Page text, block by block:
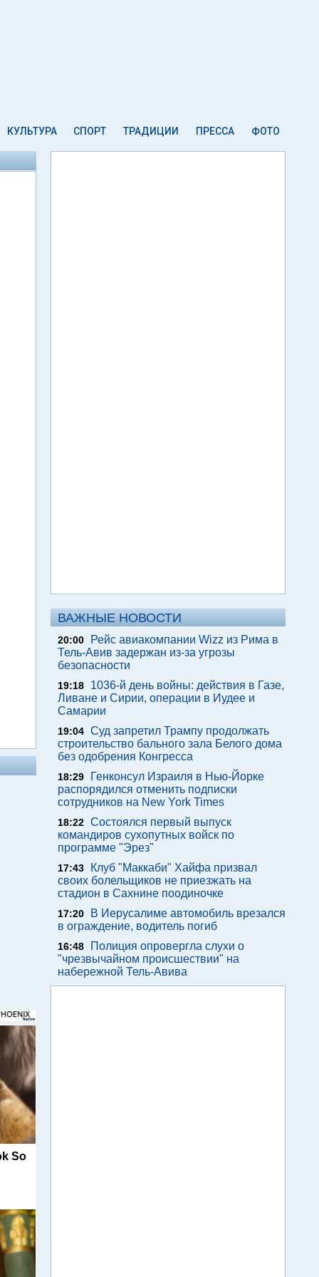
КУЛЬТУРА СПОРТ ТРАДИЦИИ ПРЕССА ФОТО
So
ВАЖНЫЕ НОВОСТИ
20:00
Рейс авиакомпании Wizz из Рима в
Тель-Авив задержан из-за угрозы
безопасности
19:18
1036-й день войны: действия в Газе,
Ливане и Сирии, операции в Иудее и
Самарии
19:04 Суд запретил Трампу продолжать
строительство бального зала Белого дома
без одобрения Конгресса
18:29
Генконсул Израиля в Нью-Йорке
распорядился отменить подписки
сотрудников на New York Times
18:22 Состоялся первый выпуск
командиров сухопутных войск по
программе "Эрез"
17:43
Клуб "Маккаби" Хайфа призвал
своих болельщиков не приезжать на
стадион в Сахнине поодиночке
17:20
В Иерусалиме автомобиль врезался
в ограждение, водитель погиб
16:48
Полиция опровергла слухи о
"чрезвычайном происшествии" на
набережной Тель-Авива